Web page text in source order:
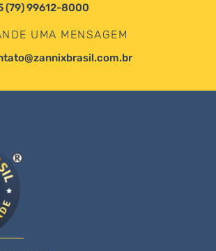
(79) 99612-8000
UMA MENSAGEM